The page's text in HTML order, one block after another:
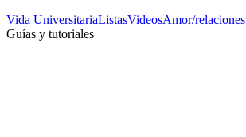
Vida UniversitariaListasVideosAmor/relaciones
Guías y tutoriales